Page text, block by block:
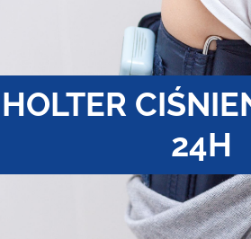
HOLTER
24H